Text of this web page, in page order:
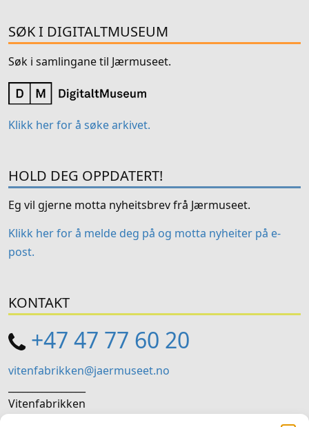
SØK I DIGITALTMUSEUM
Søk i samlingane til Jærmuseet.
Klikk her for å søke arkivet.
HOLD DEG OPPDATERT!
Eg vil gjerne motta nyheitsbrev frå Jærmuseet.
Klikk her for å melde deg på og motta nyheiter på e-
post.
KONTAKT
+47 47 77 60 20
vitenfabrikken@jaermuseet.no
Vitenfabrikken